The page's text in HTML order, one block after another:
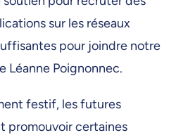
sur les réseaux
pour joindre notre
Léanne Poignonnec.
festif, les futures
promouvoir certaines